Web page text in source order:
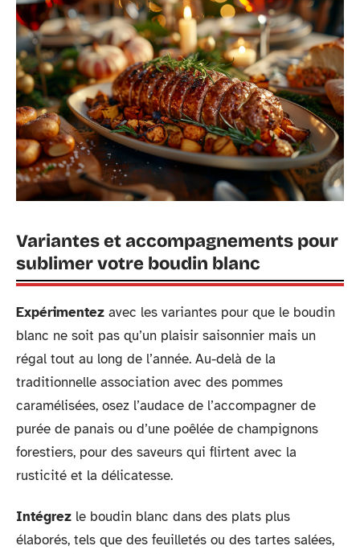
Variantes et accompagnements pour
sublimer votre boudin blanc
Expérimentez avec les variantes pour que le boudin
blanc ne soit pas qu’un plaisir saisonnier mais un
régal tout au long de l’année. Au-delà de la
traditionnelle association avec des pommes
caramélisées, osez l’audace de l’accompagner de
purée de panais ou d’une poêlée de champignons
forestiers, pour des saveurs qui flirtent avec la
rusticité et la délicatesse.
Intégrez le boudin blanc dans des plats plus
élaborés, tels que des feuilletés ou des tartes salées,